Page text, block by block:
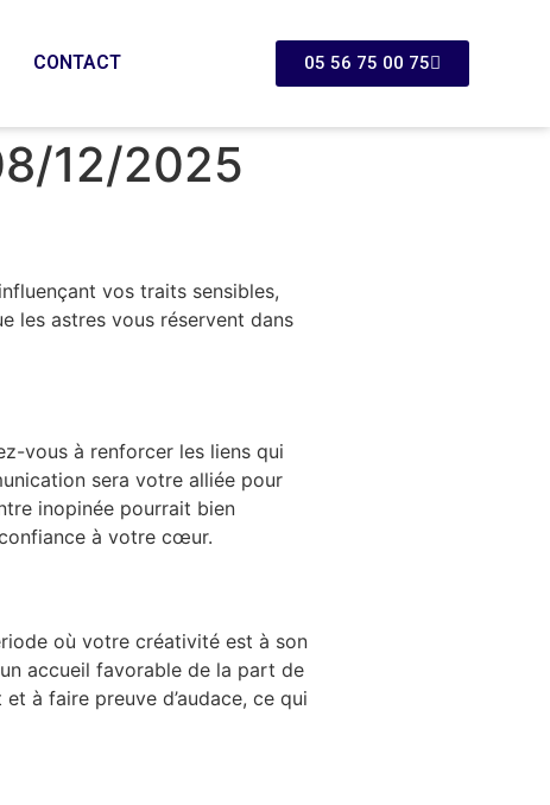
CONTACT 05 56 75 00 75
12/2025
vos traits sensibles,
les astres vous réservent dans
vous à renforcer les liens qui
sera votre alliée pour
inopinée pourrait bien
à votre cœur.
où votre créativité est à son
accueil favorable de la part de
à faire preuve d’audace, ce qui